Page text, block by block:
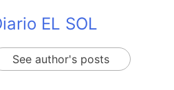
Facundo Moyano
consiguió la mayoría
del peronismo de
girar el proyecto a
EL SOL
See author's posts